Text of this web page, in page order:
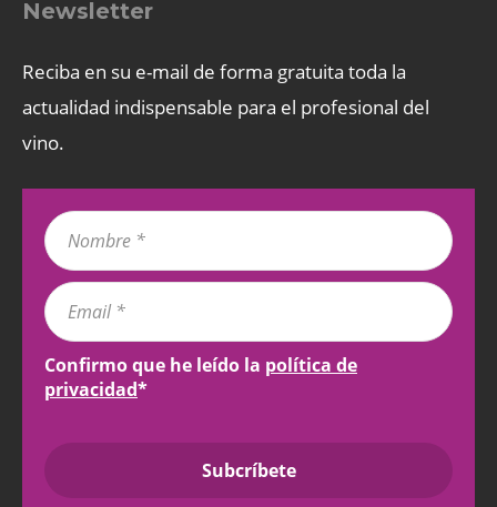
Newsletter
Reciba en su e-mail de forma gratuita toda la
actualidad indispensable para el profesional del
vino.
Confirmo que he leído la política de
privacidad*